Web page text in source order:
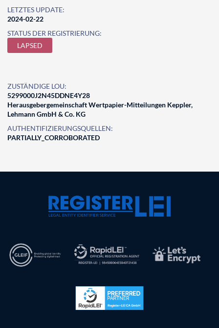
LETZTES UPDATE:
2024-02-22
STATUS DER REGISTRIERUNG:
LAPSED
ZUSTÄNDIGE LOU:
5299000J2N45DDNE4Y28
Herausgebergemeinschaft Wertpapier-Mitteilungen Keppler,
Lehmann GmbH & Co. KG
AUTHENTIFIZIERUNGSQUELLEN:
PARTIALLY_CORROBORATED